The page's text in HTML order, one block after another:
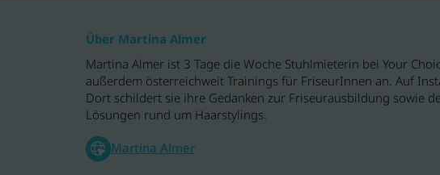
Über Martina Almer
Martina Almer ist 3 Tage die Woche Stuhlmieterin bei Your
außerdem österreichweit Trainings für FriseurInnen an. Auf
Dort schildert sie ihre Gedanken zur Friseurausbildung sowie
Lösungen rund um Haarstylings.
Martina Almer